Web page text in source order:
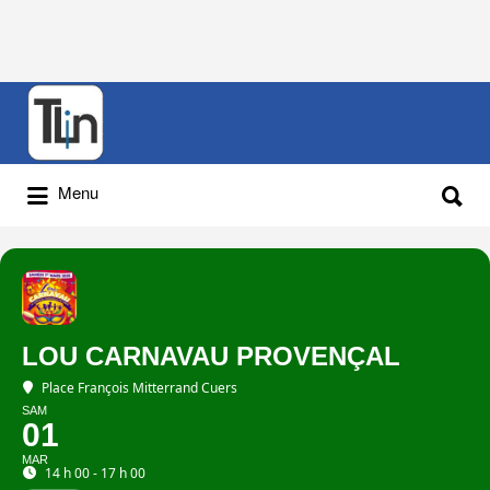
Rechercher
Menu
LOU CARNAVAU PROVENÇAL
Place François Mitterrand Cuers
SAM
01
MAR
14 h 00 - 17 h 00